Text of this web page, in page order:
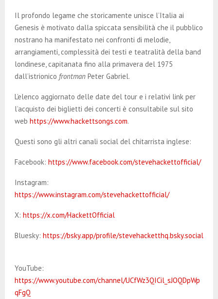
Il profondo legame che storicamente unisce l’Italia ai
Genesis è motivato dalla spiccata sensibilità che il pubblico
nostrano ha manifestato nei confronti di melodie,
arrangiamenti, complessità dei testi e teatralità della band
londinese, capitanata fino alla primavera del 1975
dall’istrionico frontman Peter Gabriel.
L’elenco aggiornato delle date del tour e i relativi link per
l’acquisto dei biglietti dei concerti è consultabile sul sito
web https://www.hackettsongs.com.
Questi sono gli altri canali social del chitarrista inglese:
Facebook: https://www.facebook.com/stevehackettofficial/
Instagram:
https://www.instagram.com/stevehackettofficial/
X: https://x.com/HackettOfficial
Bluesky: https://bsky.app/profile/stevehacketthq.bsky.social
YouTube:
https://www.youtube.com/channel/UCfWz3QICil_sJOQDpWp
qFgQ